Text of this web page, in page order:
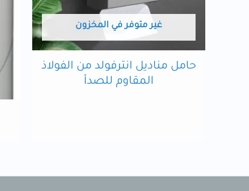
غير متوفر في المخزون
حامل مناديل انترفولد من الفولاذ
المقاوم للصدأ